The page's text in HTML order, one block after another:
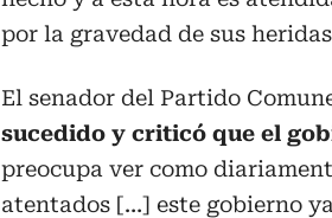
por la gravedad de sus heridas
El senador del Partido
sucedido y criticó que el
preocupa ver como
atentados […] este gobierno